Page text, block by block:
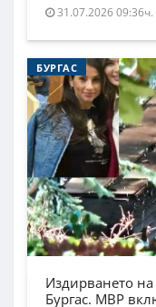
31.07.2026 09:36ч.
БУРГАС
Издирването
Бургас. МВР